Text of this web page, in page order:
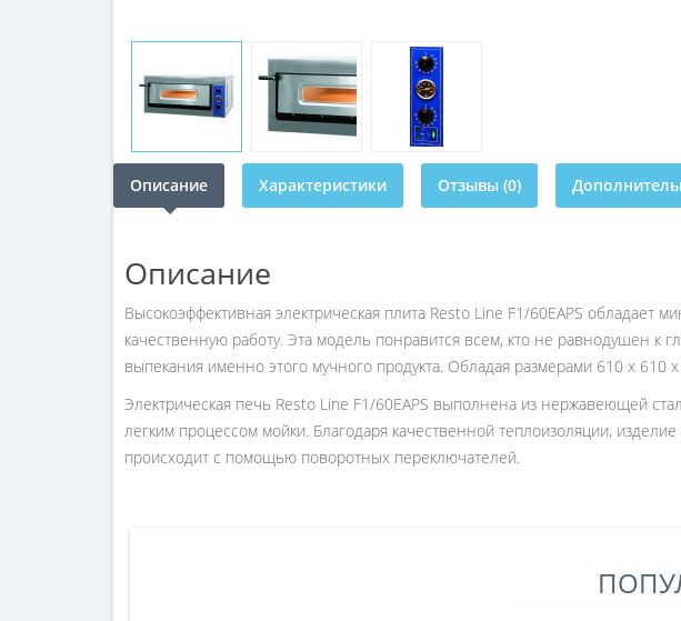
Описание Характеристики Отзывы (0)
Описание
Высокоэффективная электрическая плита Resto Line F1/60EAPS
качественную работу. Эта модель понравится всем, кто не равнодушен
выпекания именно этого мучного продукта. Обладая размерами 610 х
Электрическая печь Resto Line F1/60EAPS выполнена из нержавеющей
легким процессом мойки. Благодаря качественной теплоизоляции,
происходит с помощью поворотных переключателей.